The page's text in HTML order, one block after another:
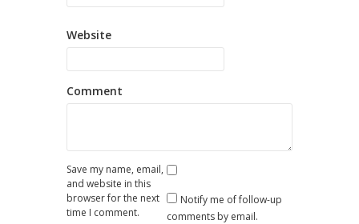
Website
Comment
Save my name, email,
and website in this
browser for the next
time I comment.
Notify me of follow-up
comments by email.